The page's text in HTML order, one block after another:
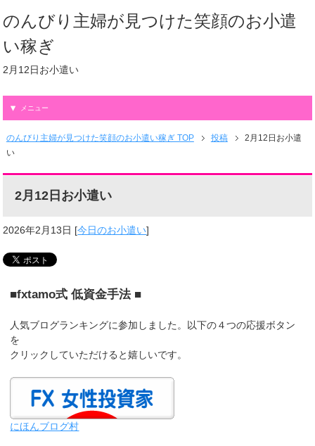
のんびり主婦が見つけた笑顔のお小遣
い稼ぎ
2月12日お小遣い
メニュー
のんびり主婦が見つけた笑顔のお小遣い稼ぎ TOP 投稿
2月12日お小遣
い
2月12日お小遣い
2026年2月13日 [今日のお小遣い]
■fxtamo式 低資金手法 ■
人気ブログランキングに参加しました。以下の４つの応援ボタン
を
クリックしていただけると嬉しいです。
にほんブログ村